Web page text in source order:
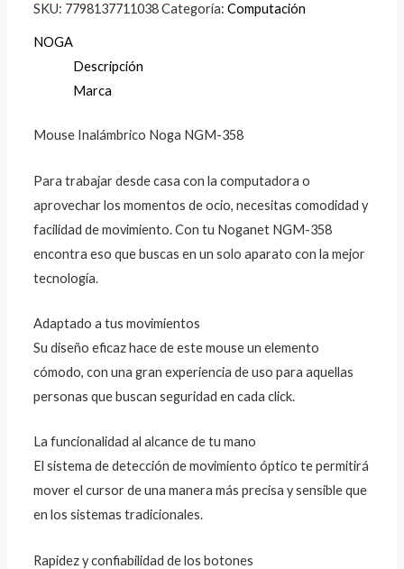
SKU: 7798137711038Categoría:Computación
NOGA
Descripción
Marca
Mouse Inalámbrico Noga NGM-358
Para trabajar desde casa con la computadora o
aprovechar los momentos de ocio, necesitas comodidad y
facilidad de movimiento. Con tu Noganet NGM-358
encontra eso que buscas en un solo aparato con la mejor
tecnología.
Adaptado a tus movimientos
Su diseño eficaz hace de este mouse un elemento
cómodo, con una gran experiencia de uso para aquellas
personas que buscan seguridad en cada click.
La funcionalidad al alcance de tu mano
El sistema de detección de movimiento óptico te permitirá
mover el cursor de una manera más precisa y sensible que
en los sistemas tradicionales.
Rapidez y confiabilidad de los botones